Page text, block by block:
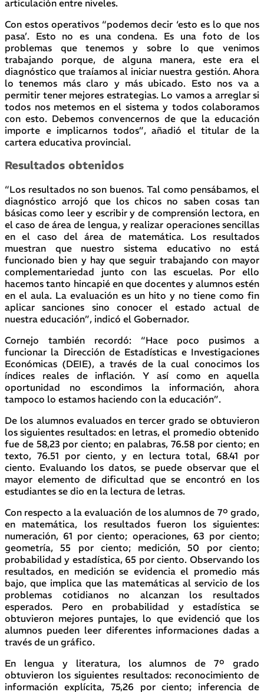
articulación entre niveles.
Con estos operativos “podemos decir ‘esto es lo que nos
pasa’. Esto no es una condena. Es una foto de los
problemas que tenemos y sobre lo que venimos
trabajando porque, de alguna manera, este era el
diagnóstico que traíamos al iniciar nuestra gestión. Ahora
lo tenemos más claro y más ubicado. Esto nos va a
permitir tener mejores estrategias. Lo vamos a arreglar si
todos nos metemos en el sistema y todos colaboramos
con esto. Debemos convencernos de que la educación
importe e implicarnos todos”, añadió el titular de la
cartera educativa provincial.
Resultados obtenidos
“Los resultados no son buenos. Tal como pensábamos, el
diagnóstico arrojó que los chicos no saben cosas tan
básicas como leer y escribir y de comprensión lectora, en
el caso de área de lengua, y realizar operaciones sencillas
en el caso del área de matemática. Los resultados
muestran que nuestro sistema educativo no está
funcionado bien y hay que seguir trabajando con mayor
complementariedad junto con las escuelas. Por ello
hacemos tanto hincapié en que docentes y alumnos estén
en el aula. La evaluación es un hito y no tiene como fin
aplicar sanciones sino conocer el estado actual de
nuestra educación”, indicó el Gobernador.
Cornejo también recordó: “Hace poco pusimos a
funcionar la Dirección de Estadísticas e Investigaciones
Económicas (DEIE), a través de la cual conocimos los
índices reales de inflación. Y así como en aquella
oportunidad no escondimos la información, ahora
tampoco lo estamos haciendo con la educación”.
De los alumnos evaluados en tercer grado se obtuvieron
los siguientes resultados: en letras, el promedio obtenido
fue de 58,23 por ciento; en palabras, 76.58 por ciento; en
texto, 76.51 por ciento, y en lectura total, 68.41 por
ciento. Evaluando los datos, se puede observar que el
mayor elemento de dificultad que se encontró en los
estudiantes se dio en la lectura de letras.
Con respecto a la evaluación de los alumnos de 7º grado,
en matemática, los resultados fueron los siguientes:
numeración, 61 por ciento; operaciones, 63 por ciento;
geometría, 55 por ciento; medición, 50 por ciento;
probabilidad y estadística, 65 por ciento. Observando los
resultados, en medición se evidencia el promedio más
bajo, que implica que las matemáticas al servicio de los
problemas cotidianos no alcanzan los resultados
esperados. Pero en probabilidad y estadística se
obtuvieron mejores puntajes, lo que evidenció que los
alumnos pueden leer diferentes informaciones dadas a
través de un gráfico.
En lengua y literatura, los alumnos de 7º grado
obtuvieron los siguientes resultados: reconocimiento de
información explícita, 75,26 por ciento; inferencia de